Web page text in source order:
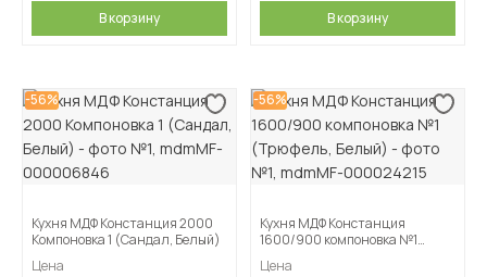
В корзину В корзину
-56%
Кухня МДФ Констанция 2000
Компоновка 1 (Сандал, Белый)
Цена
-56%
Кухня МДФ Констанция
1600/900 компоновка №1
Цена